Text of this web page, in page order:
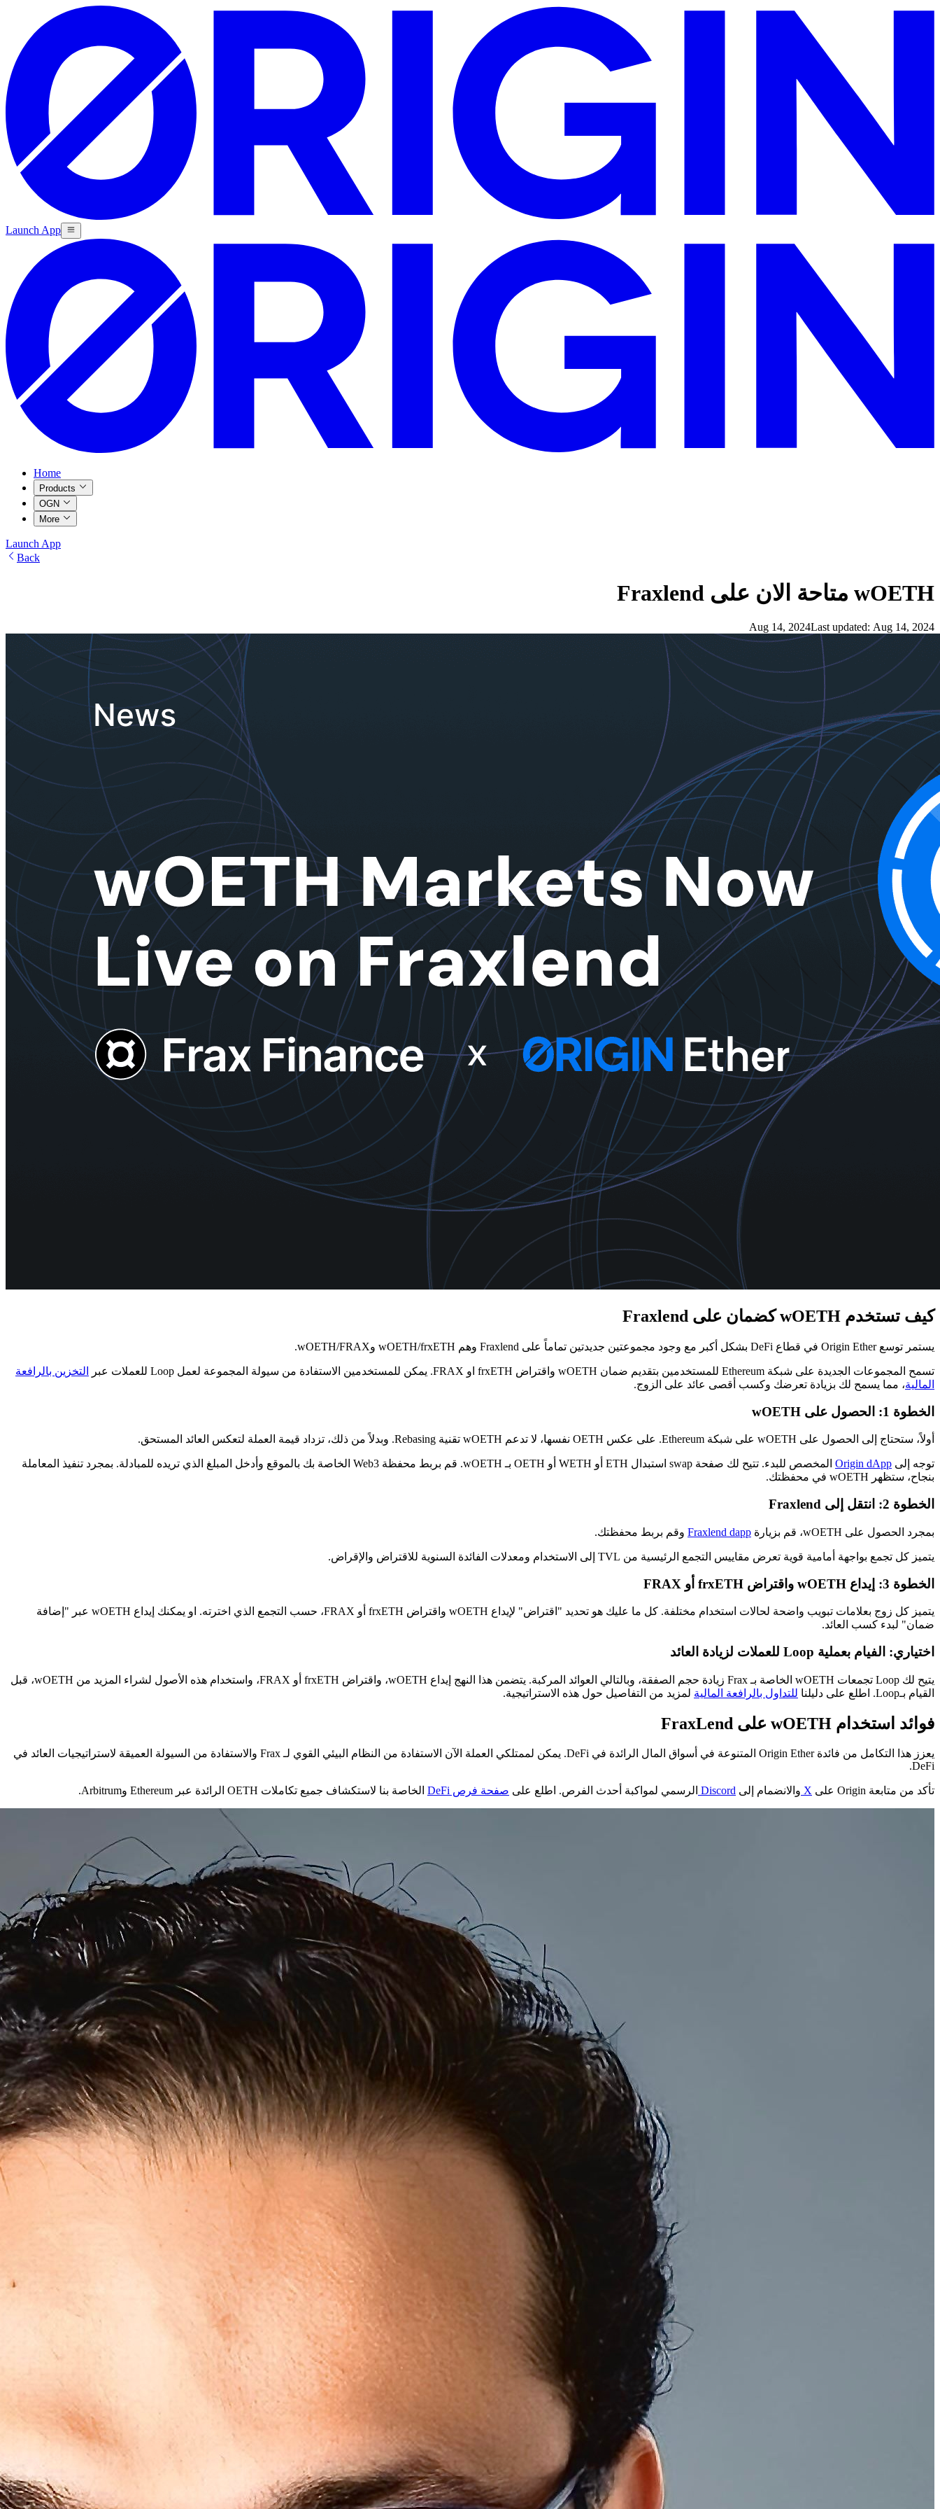
Launch App
Home
Products
OGN
More
Launch App
Back
wOETH متاحة الان على Fraxlend
Aug 14, 2024Last updated: Aug 14, 2024
كيف تستخدم wOETH كضمان على Fraxlend
يستمر توسع Origin Ether في قطاع DeFi بشكل أكبر مع وجود مجموعتين جديدتين تماماً على Fraxlend وهم wOETH/frxETH وwOETH/FRAX.
تسمح المجموعات الجديدة على شبكة Ethereum للمستخدمين بتقديم ضمان wOETH واقتراض frxETH او FRAX. يمكن للمستخدمين الاستفادة من سيولة المجموعة لعمل Loop للعملات عبر
التخزين بالرافعة
المالية، مما يسمح لك بزيادة تعرضك وكسب أقصى عائد على الزوج.
الخطوة 1: الحصول على wOETH
أولاً، ستحتاج إلى الحصول على wOETH على شبكة Ethereum. على عكس OETH نفسها، لا تدعم wOETH تقنية Rebasing. وبدلاً من ذلك، تزداد قيمة العملة لتعكس العائد المستحق.
توجه إلى Origin dApp
المخصص للبدء. تتيح لك صفحة swap استبدال ETH أو WETH أو OETH بـ wOETH. قم بربط محفظة Web3 الخاصة بك بالموقع وأدخل المبلغ الذي تريده للمبادلة. بمجرد تنفيذ المعاملة
بنجاح، ستظهر wOETH في محفظتك.
الخطوة 2: انتقل إلى Fraxlend
بمجرد الحصول على wOETH، قم بزيارة Fraxlend dapp وقم بربط محفظتك.
يتميز كل تجمع بواجهة أمامية قوية تعرض مقاييس التجمع الرئيسية من TVL إلى الاستخدام ومعدلات الفائدة السنوية للاقتراض والإقراض.
الخطوة 3: إيداع wOETH واقتراض frxETH أو FRAX
يتميز كل زوج بعلامات تبويب واضحة لحالات استخدام مختلفة. كل ما عليك هو تحديد "اقتراض" لإيداع wOETH واقتراض frxETH أو FRAX، حسب التجمع الذي اخترته. او يمكنك إيداع wOETH عبر "إضافة
ضمان" لبدء كسب العائد.
اختياري: الفيام بعملية Loop للعملات لزيادة العائد
يتيح لك Loop تجمعات wOETH الخاصة بـ Frax زيادة حجم الصفقة، وبالتالي العوائد المركبة. يتضمن هذا النهج إيداع wOETH، واقتراض frxETH أو FRAX، واستخدام هذه الأصول لشراء المزيد من wOETH، قبل
القيام بـLoop. اطلع على دليلنا
للتداول بالرافعة المالية لمزيد من التفاصيل حول هذه الاستراتيجية.
فوائد استخدام wOETH على FraxLend
يعزز هذا التكامل من فائدة Origin Ether المتنوعة في أسواق المال الرائدة في DeFi. يمكن لممتلكي العملة الآن الاستفادة من النظام البيئي القوي لـ Frax والاستفادة من السيولة العميقة لاستراتيجيات العائد في
DeFi.
تأكد من متابعة Origin على X والانضمام إلى Discord الرسمي لمواكبة أحدث الفرص. اطلع على صفحة فرص DeFi الخاصة بنا لاستكشاف جميع تكاملات OETH الرائدة عبر Ethereum وArbitrum.